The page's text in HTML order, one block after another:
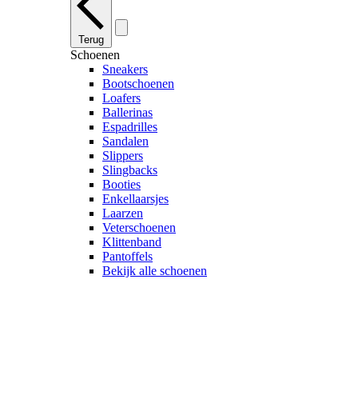
Terug
Schoenen
Sneakers
Bootschoenen
Loafers
Ballerinas
Espadrilles
Sandalen
Slippers
Slingbacks
Booties
Enkellaarsjes
Laarzen
Veterschoenen
Klittenband
Pantoffels
Bekijk alle schoenen